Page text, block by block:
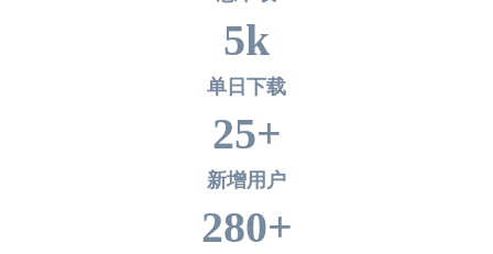
单日下载
5k
新增用户
25+
280+